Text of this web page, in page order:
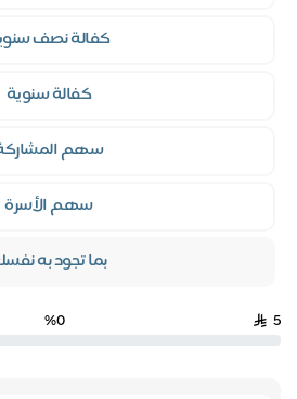
كفالة نصف
كفالة سنوية
سهم
سهم الأسرة
بما تجود به
5
%0